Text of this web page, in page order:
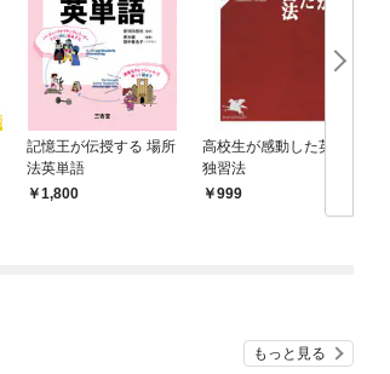
記憶王が伝授する 場所
法英単語
1,800
高校生が感動した英語
独習法
999
もっと見る